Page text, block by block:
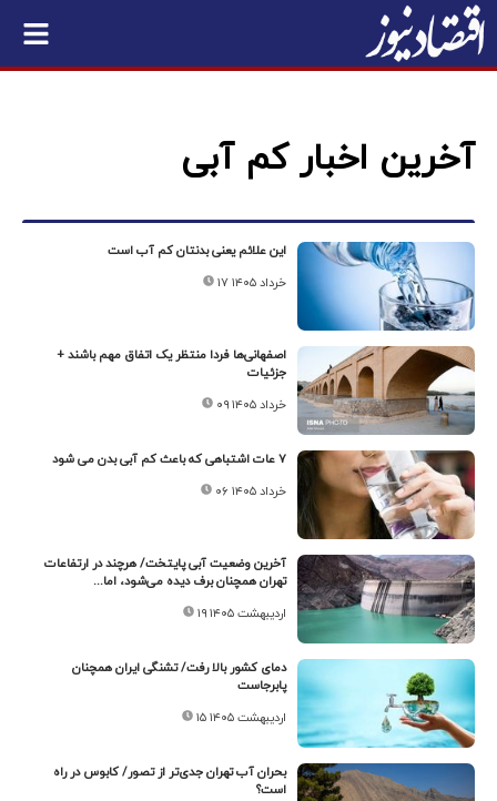
آخرین اخبار کم آبی
این علائم یعنی بدنتان کم آب است
۱۷ خرداد ۱۴۰۵
اصفهانی‌ها فردا منتظر یک اتفاق مهم باشند +
جزئیات
۰۹ خرداد ۱۴۰۵
۷ عات اشتباهی که باعث کم آبی بدن می شود
۰۶ خرداد ۱۴۰۵
آخرین وضعیت آبی پایتخت/ هرچند در ارتفاعات
تهران همچنان برف دیده می‌شود، اما...
۱۹ اردیبهشت ۱۴۰۵
دمای کشور بالا رفت/ تشنگی ایران همچنان
پابرجاست
۱۵ اردیبهشت ۱۴۰۵
بحران آب تهران جدی‌تر از تصور/ کابوس در راه
است؟